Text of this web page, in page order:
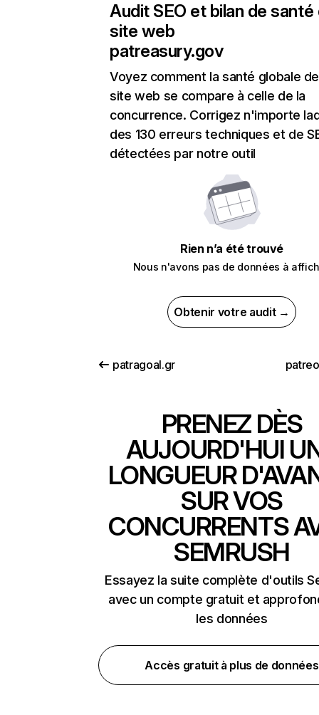
Audit SEO et bilan de santé
site web
patreasury.gov
Voyez comment la santé globale
site web se compare à celle de la
concurrence. Corrigez n'importe
des 130 erreurs techniques et de
détectées par notre outil
Rien n’a été trouvé
Nous n'avons pas de données à
Obtenir votre audit →
patragoal.gr
PRENEZ DÈS
AUJOURD'HUI
LONGUEUR
SUR VOS
CONCURRENTS
SEMRUSH
Essayez la suite complète d'outils
avec un compte gratuit et
les données
Accès gratuit à plus de données